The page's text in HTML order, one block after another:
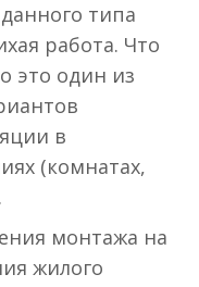
типа
работа. Что
это один из
в
(комнатах,
монтажа на
жилого